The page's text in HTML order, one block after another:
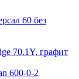
60 без
70.1Y, графит
600-0-2